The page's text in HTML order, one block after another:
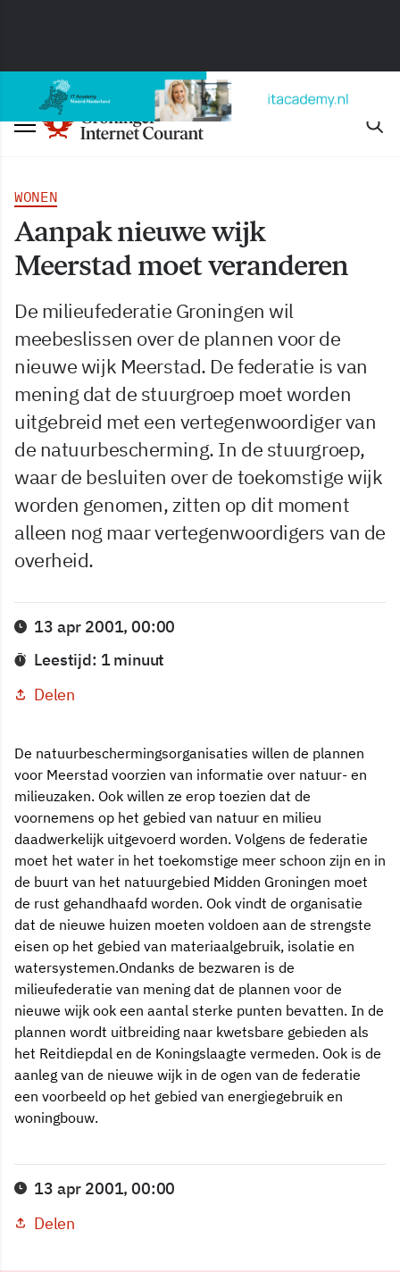
WONEN
Aanpak nieuwe wijk
Meerstad moet veranderen
De milieufederatie Groningen wil
meebeslissen over de plannen voor de
nieuwe wijk Meerstad. De federatie is van
mening dat de stuurgroep moet worden
uitgebreid met een vertegenwoordiger van
de natuurbescherming. In de stuurgroep,
waar de besluiten over de toekomstige wijk
worden genomen, zitten op dit moment
alleen nog maar vertegenwoordigers van de
overheid.
13 apr 2001, 00:00
Leestijd: 1 minuut
Delen
De natuurbeschermingsorganisaties willen de plannen
voor Meerstad voorzien van informatie over natuur- en
milieuzaken. Ook willen ze erop toezien dat de
voornemens op het gebied van natuur en milieu
daadwerkelijk uitgevoerd worden. Volgens de federatie
moet het water in het toekomstige meer schoon zijn en in
de buurt van het natuurgebied Midden Groningen moet
de rust gehandhaafd worden. Ook vindt de organisatie
dat de nieuwe huizen moeten voldoen aan de strengste
eisen op het gebied van materiaalgebruik, isolatie en
watersystemen.Ondanks de bezwaren is de
milieufederatie van mening dat de plannen voor de
nieuwe wijk ook een aantal sterke punten bevatten. In de
plannen wordt uitbreiding naar kwetsbare gebieden als
het Reitdiepdal en de Koningslaagte vermeden. Ook is de
aanleg van de nieuwe wijk in de ogen van de federatie
een voorbeeld op het gebied van energiegebruik en
woningbouw.
13 apr 2001, 00:00
Delen